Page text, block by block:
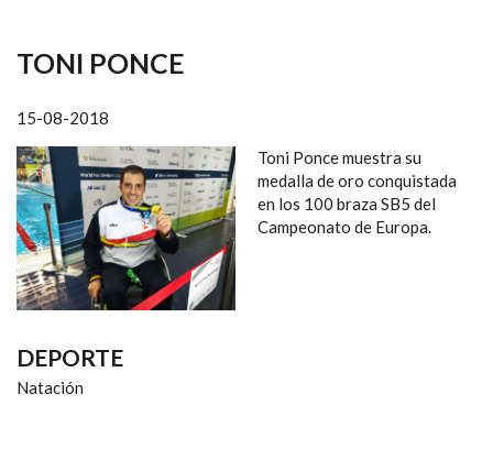
DE
AYUDA
A
LA
NAVEGACIÓN
TONI PONCE
15-08-2018
Toni Ponce muestra su
medalla de oro conquistada
en los 100 braza SB5 del
Campeonato de Europa.
DEPORTE
Natación